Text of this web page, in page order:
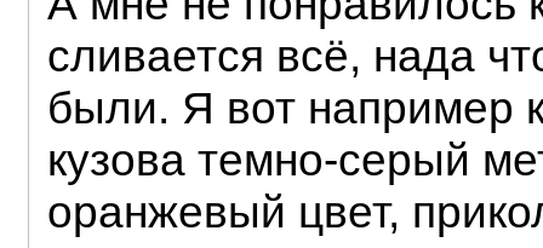
сливается всё, нада
были. Я вот например
кузова темно-серый
оранжевый цвет,